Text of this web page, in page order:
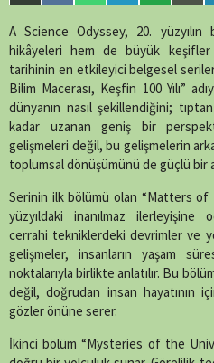
on
X
(Twitter)
on
Facebook
on
WhatsApp
on
Telegram
on
SMS
on
Email
A Science Odyssey, 20.
hikâyeleri hem de büyük
tarihinin en etkileyici belgesel
Bilim Macerası, Keşfin 100 Yılı”
dünyanın nasıl şekillendiğini;
kadar uzanan geniş bir
gelişmeleri değil, bu gelişmelerin
toplumsal dönüşümünü de güçlü bir
Serinin ilk bölümü olan “Matters of
yüzyıldaki inanılmaz ilerleyişine
cerrahi tekniklerdeki devrimler ve
gelişmeler, insanların yaşam
noktalarıyla birlikte anlatılır. Bu
değil, doğrudan insan hayatının
gözler önüne serer.
İkinci bölüm “Mysteries of the